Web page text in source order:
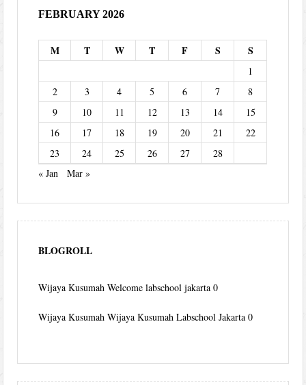
FEBRUARY 2026
M T W T F S S
1
2
3 4 5 6 7
8
9
10 11 12 13 14
15
16
17 18 19 20 21
22
23
24 25 26 27
28
« Jan
Mar »
BLOGROLL
Wijaya Kusumah Welcome labschool jakarta 0
Wijaya Kusumah Wijaya Kusumah Labschool Jakarta 0